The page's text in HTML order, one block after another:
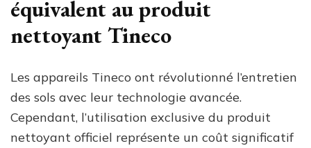
équivalent au produit
nettoyant Tineco
Les appareils Tineco ont révolutionné l’entretien
des sols avec leur technologie avancée.
Cependant, l’utilisation exclusive du produit
nettoyant officiel représente un coût significatif